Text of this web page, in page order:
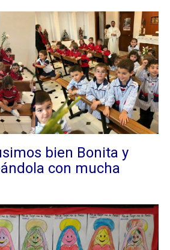
bien Bonita y
con mucha